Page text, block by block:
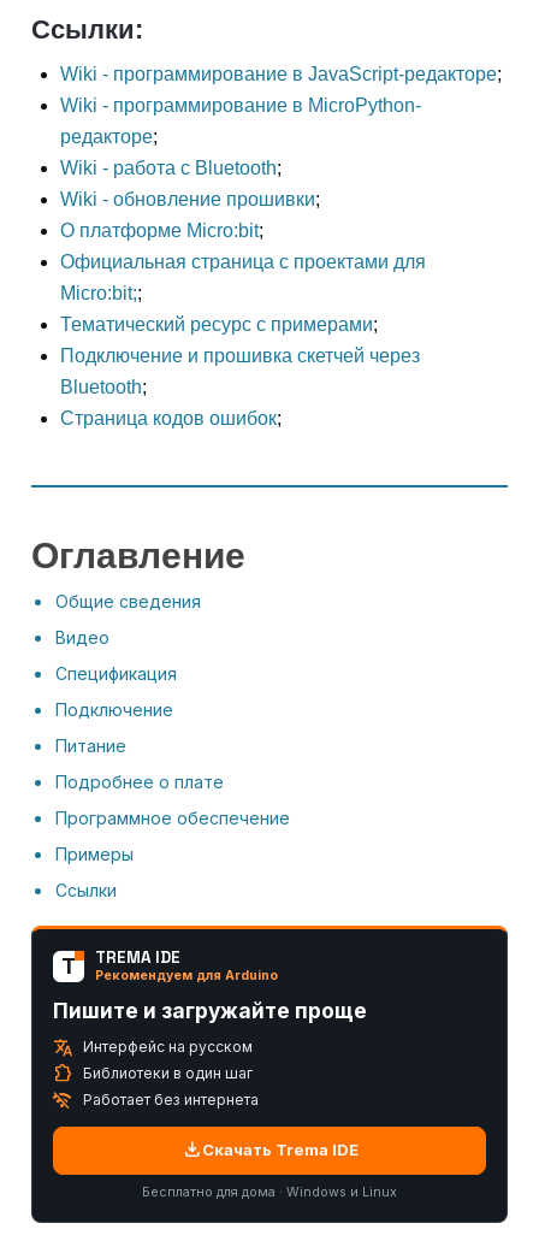
Ссылки:
Wiki - программирование в JavaScript-редакторе;
Wiki - программирование в MicroPython-
редакторе;
Wiki - работа с Bluetooth;
Wiki - обновление прошивки;
О платформе Micro:bit;
Официальная страница с проектами для
Micro:bit;;
Тематический ресурс с примерами;
Подключение и прошивка скетчей через
Bluetooth;
Страница кодов ошибок;
Оглавление
Общие сведения
Видео
Спецификация
Подключение
Питание
Подробнее о плате
Программное обеспечение
Примеры
Ссылки
T TREMA IDE
Рекомендуем для Arduino
Пишите и загружайте проще
translate Интерфейс на русском
extension Библиотеки в один шаг
wifi_off Работает без интернета
downloadСкачать Trema IDE
Бесплатно для дома · Windows и Linux